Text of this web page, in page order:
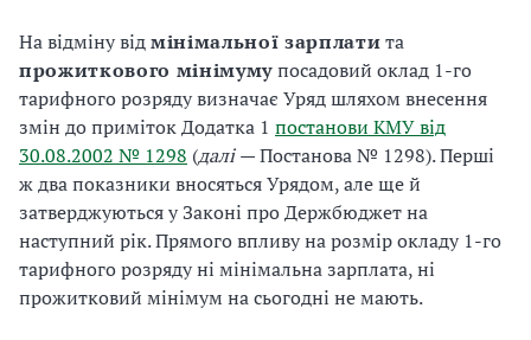
На відміну відмінімальної зарплатита
прожиткового мінімумупосадовий оклад 1-го
тарифного розряду визначає Уряд шляхом внесення
змін до приміток Додатка 1 постанови КМУ від
30.08.2002 № 1298 (далі— Постанова № 1298). Перші
ж два показники вносяться Урядом, але ще й
затверджуються у Законі про Держбюджет на
наступний рік. Прямого впливу на розмір окладу 1-го
тарифного розряду ні мінімальна зарплата, ні
прожитковий мінімум на сьогодні не мають.